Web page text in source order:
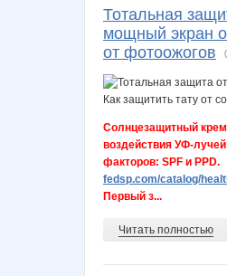
Тотальная
мощный экран
от фотоожогов
Солнцезащитный
воздействия УФ-
факторов: SPF и PPD.
fedsp.com/catalog/
Первый з...
Читать полностью